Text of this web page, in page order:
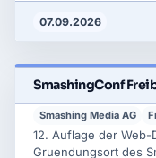
Politik und
07.09.2026
SmashingConf
Smashing Media AG
12. Auflage der
Gruendungsort des